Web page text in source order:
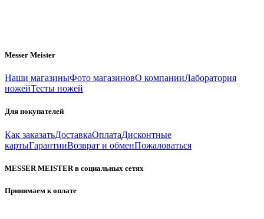
Messer Meister
Наши магазиныФото магазиновО компанииЛаборатория
ножейТесты ножей
Для покупателей
Как заказатьДоставкаОплатаДисконтные
картыГарантииВозврат и обменПожаловаться
MESSER MEISTER в социальных сетях
Принимаем к оплате